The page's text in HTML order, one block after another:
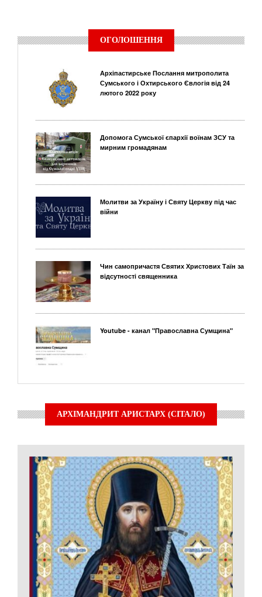
ОГОЛОШЕННЯ
Архіпастирське Послання митрополита
Сумського і Охтирського Євлогія від 24
лютого 2022 року
Допомога Сумської єпархії воїнам ЗСУ та
мирним громадянам
Молитви за Україну і Святу Церкву під час
війни
Чин самопричастя Святих Христових Таїн за
відсутності священника
Youtube - канал "Православна Сумщина"
АРХІМАНДРИТ АРИСТАРХ (СІТАЛО)